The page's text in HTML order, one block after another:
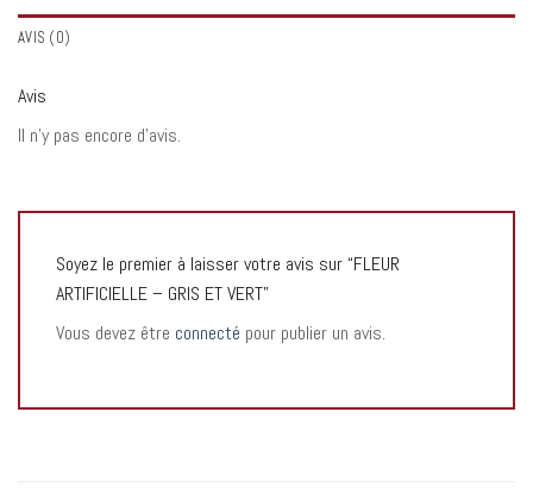
AVIS (0)
Avis
Il n’y pas encore d’avis.
Soyez le premier à laisser votre avis sur “FLEUR
ARTIFICIELLE – GRIS ET VERT”
Vous devez être connecté pour publier un avis.